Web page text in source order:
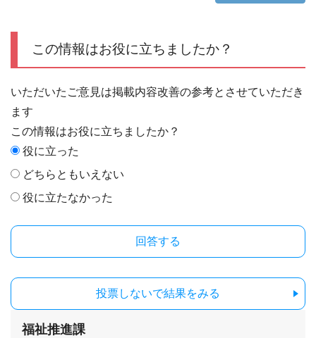
この情報はお役に立ちましたか？
いただいたご意見は掲載内容改善の参考とさせていただき
ます
この情報はお役に立ちましたか？
役に立った
どちらともいえない
役に立たなかった
投票しないで結果をみる
福祉推進課